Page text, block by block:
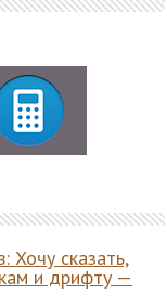
Хочу сказать,
и дрифту —